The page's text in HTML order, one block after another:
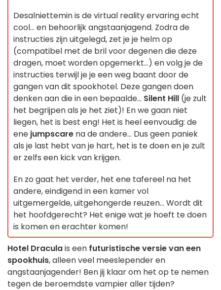
Desalniettemin is de virtual reality ervaring echt
cool... en behoorlijk angstaanjagend. Zodra de
instructies zijn uitgelegd, zet je je helm op
(compatibel met de bril voor degenen die deze
dragen, moet worden opgemerkt...) en volg je de
instructies terwijl je je een weg baant door de
gangen van dit spookhotel. Deze gangen doen
denken aan die in een bepaalde... Silent Hill (je zult
het begrijpen als je het ziet)! En we gaan niet
liegen, het is best eng! Het is heel eenvoudig: de
ene jumpscare na de andere... Dus geen paniek
als je last hebt van je hart, het is te doen en je zult
er zelfs een kick van krijgen.
En zo gaat het verder, het ene tafereel na het
andere, eindigend in een kamer vol
uitgemergelde, uitgehongerde reuzen... Wordt dit
het hoofdgerecht? Het enige wat je hoeft te doen
is komen en erachter komen!
Hotel Draculais een futuristische versie van een
spookhuis, alleen veel meeslepender en
angstaanjagender! Ben jij klaar om het op te nemen
tegen de beroemdste vampier aller tijden?